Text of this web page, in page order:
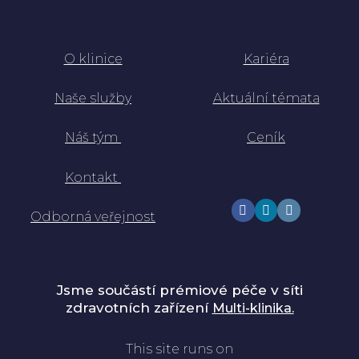
O klinice
Naše služby
Náš tým
Kontakt
Odborná veřejnost
Kariéra
Aktuální témata
Ceník
Jsme součástí prémiové péče v síti
zdravotních zařízení Multi-klinika.
This site runs on